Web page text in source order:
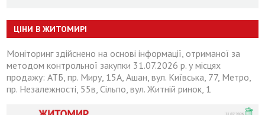
ЦІНИ В ЖИТОМИРІ
Моніторинг здійснено на основі інформації, отриманої за
методом контрольної закупки 31.07.2026 р. у місцях
продажу: АТБ, пр. Миру, 15А, Ашан, вул. Київська, 77, Метро,
пр. Незалежності, 55в, Сільпо, вул. Житній ринок, 1